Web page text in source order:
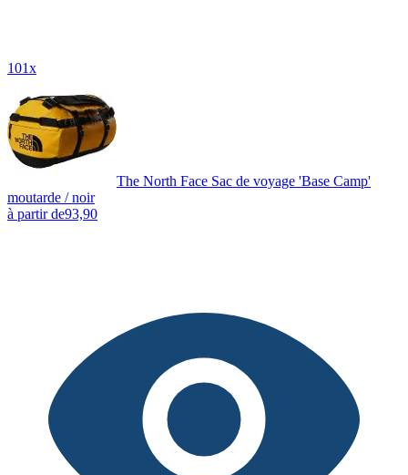
101x
The North Face Sac de voyage 'Base Camp'
moutarde / noir
à partir de93,90